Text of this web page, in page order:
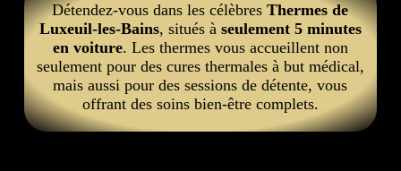
Détendez-vous dans les célèbresThermes de
Luxeuil-les-Bains, situés à seulement 5 minutes
en voiture. Les thermes vous accueillent non
seulement pour des cures thermales à but médical,
mais aussi pour des sessions de détente, vous
offrant des soins bien-être complets.